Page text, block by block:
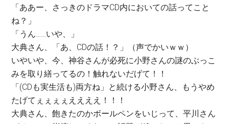
「ああー、さっきのドラマCD内においての話ってこと
ね？」
「うん……いや、」
大典さん、「あ、CDの話！？」（声でかいｗｗ）
いやいや、今、神谷さんが必死に小野さんの謎のぶっこ
みを取り繕ってるの！触れないだげて！！
「(CDも実生活も)両方ね」と続ける小野さん、もうやめ
たげてぇぇぇぇええええ！！！
大典さん、飽きたのかボールペンをいじって、平川さん